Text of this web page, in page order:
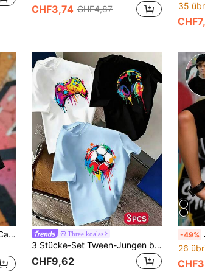
CHF3,74 CHF4,87
35
Three koalas
3 Stücke-Set Tween-Jungen beliebtes Muster-Muster Rundhals Kurzarm T-Shirt, geeignet für tägliche Jungenkleidung, Campus-Outfit, Streetwear, modisches Jungen-Sommer-Top
CHF9,62
-49%
26